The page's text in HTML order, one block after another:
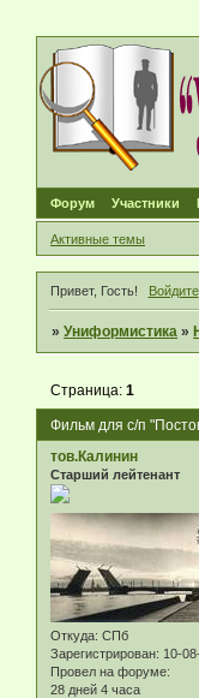
Форум Участники
Активные темы
Привет, Гость! Войдите
»Униформистика »
Фильм для с/п
Страница:1
тов.Калинин
Старший лейтенант
Откуда: СПб
Зарегистрирован: 10-
Провел на форуме:
28 дней 4 часа